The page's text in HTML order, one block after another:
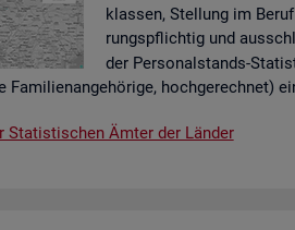
klas­sen, Stel­lung im
rungs­pflich­tig und
der Per­so­nal­stands-
Fa­mi­li­en­an­ge­hö­ri­ge, hoch­ge­rech­net)
Sta­tis­ti­schen Ämter der Län­der